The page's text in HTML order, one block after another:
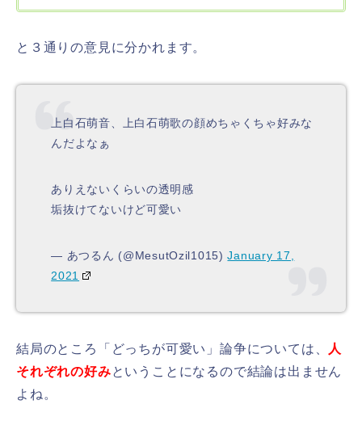
と３通りの意見に分かれます。
上白石萌音、上白石萌歌の顔めちゃくちゃ好みな
んだよなぁ
ありえないくらいの透明感
垢抜けてないけど可愛い
— あつるん (@MesutOzil1015)January 17,
2021
結局のところ「どっちが可愛い」論争については、
人
それぞれの好みということになるので結論は出ません
よね。